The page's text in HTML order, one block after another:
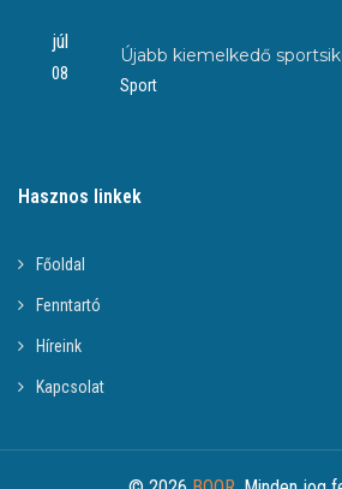
júl
08
Újabb kiemelkedő
Sport
Hasznos linkek
Főoldal
Fenntartó
Híreink
Kapcsolat